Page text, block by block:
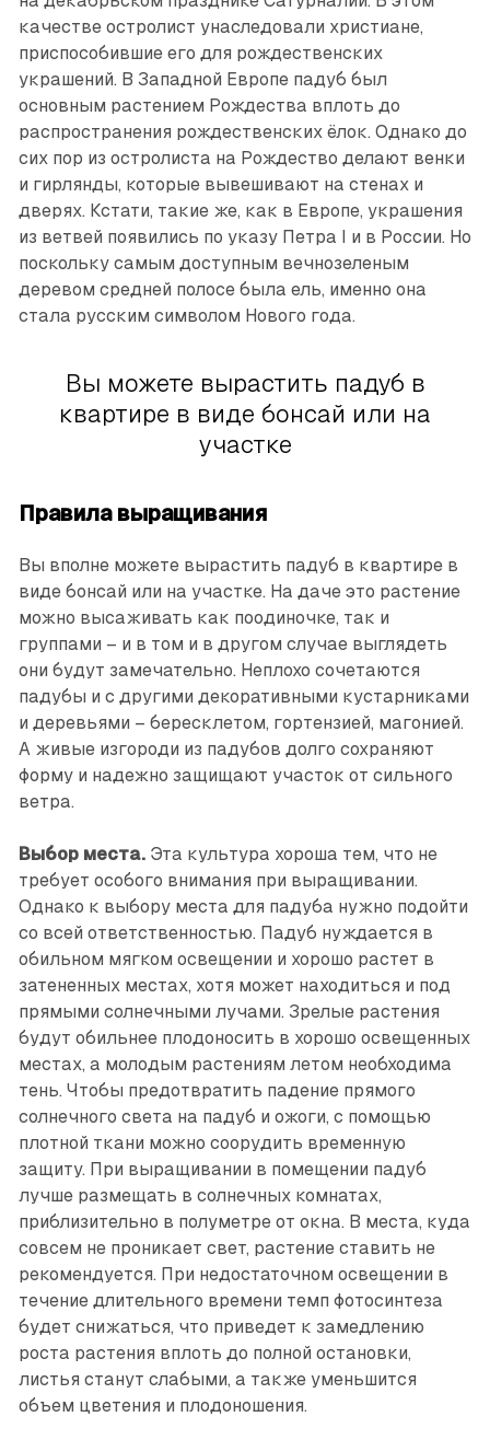
качестве остролист унаследовали христиане,
приспособившие его для рождественских
украшений. В Западной Европе падуб был
основным растением Рождества вплоть до
распространения рождественских ёлок. Однако до
сих пор из остролиста на Рождество делают венки
и гирлянды, которые вывешивают на стенах и
дверях. Кстати, такие же, как в Европе, украшения
из ветвей появились по указу Петра I и в России. Но
поскольку самым доступным вечнозеленым
деревом средней полосе была ель, именно она
стала русским символом Нового года.
Вы можете вырастить падуб в
квартире в виде бонсай или на
участке
Правила выращивания
Вы вполне можете вырастить падуб в квартире в
виде бонсай или на участке. На даче это растение
можно высаживать как поодиночке, так и
группами – и в том и в другом случае выглядеть
они будут замечательно. Неплохо сочетаются
падубы и с другими декоративными кустарниками
и деревьями – бересклетом, гортензией, магонией.
А живые изгороди из падубов долго сохраняют
форму и надежно защищают участок от сильного
ветра.
Выбор места.Эта культура хороша тем, что не
требует особого внимания при выращивании.
Однако к выбору места для падуба нужно подойти
со всей ответственностью. Падуб нуждается в
обильном мягком освещении и хорошо растет в
затененных местах, хотя может находиться и под
прямыми солнечными лучами. Зрелые растения
будут обильнее плодоносить в хорошо освещенных
местах, а молодым растениям летом необходима
тень. Чтобы предотвратить падение прямого
солнечного света на падуб и ожоги, с помощью
плотной ткани можно соорудить временную
защиту. При выращивании в помещении падуб
лучше размещать в солнечных комнатах,
приблизительно в полуметре от окна. В места, куда
совсем не проникает свет, растение ставить не
рекомендуется. При недостаточном освещении в
течение длительного времени темп фотосинтеза
будет снижаться, что приведет к замедлению
роста растения вплоть до полной остановки,
листья станут слабыми, а также уменьшится
объем цветения и плодоношения.